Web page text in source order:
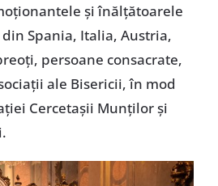
și înălțătoarele
Spania, Italia, Austria,
persoane consacrate,
ale Bisericii, în mod
Cercetașii Munților și